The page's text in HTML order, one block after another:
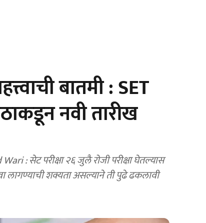
बातमी : SET
नवी तारीख
: सेट परीक्षा २६ जुलै रोजी परीक्षा घेतल्यास
लागण्याची शक्यता असल्याने ती पुढे ढकलावी